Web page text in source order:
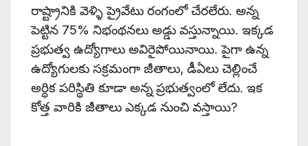
రాష్ట్రానికి వెళ్ళి ప్రైవేటు రంగంలో చేరలేరు. అన్న
పెట్టిన 75% నిభంథనలు అడ్డు వస్తున్నాయి. ఇక్కడ
ప్రభుత్వ ఉద్యోగాలు అవిరైపోయినాయి. పైగా ఉన్న
ఉద్యోగులకు సక్రమంగా జీతాలు, డీఏలు చెల్లించే
అర్థిక పరిస్థితి కూడా అన్న ప్రభుత్వంలో లేదు. ఇక
కోత్త వారికి జీతాలు ఎక్కడ నుంచి వస్తాయి?